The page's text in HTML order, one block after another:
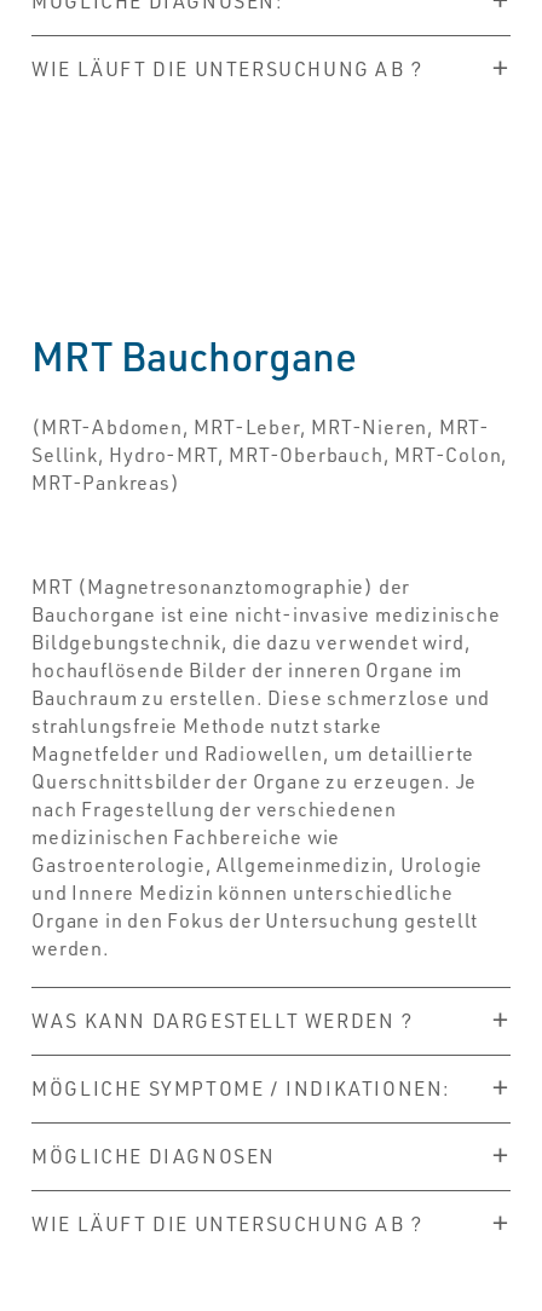
WIE LÄUFT DIE UNTERSUCHUNG AB ?
MRT Bauchorgane
(MRT-Abdomen, MRT-Leber, MRT-Nieren, MRT-
Sellink, Hydro-MRT, MRT-Oberbauch, MRT-Colon,
MRT-Pankreas)
MRT (Magnetresonanztomographie) der
Bauchorgane ist eine nicht-invasive medizinische
Bildgebungstechnik, die dazu verwendet wird,
hochauflösende Bilder der inneren Organe im
Bauchraum zu erstellen. Diese schmerzlose und
strahlungsfreie Methode nutzt starke
Magnetfelder und Radiowellen, um detaillierte
Querschnittsbilder der Organe zu erzeugen. Je
nach Fragestellung der verschiedenen
medizinischen Fachbereiche wie
Gastroenterologie, Allgemeinmedizin, Urologie
und Innere Medizin können unterschiedliche
Organe in den Fokus der Untersuchung gestellt
werden.
WAS KANN DARGESTELLT WERDEN ?
MÖGLICHE SYMPTOME / INDIKATIONEN:
MÖGLICHE DIAGNOSEN
WIE LÄUFT DIE UNTERSUCHUNG AB ?